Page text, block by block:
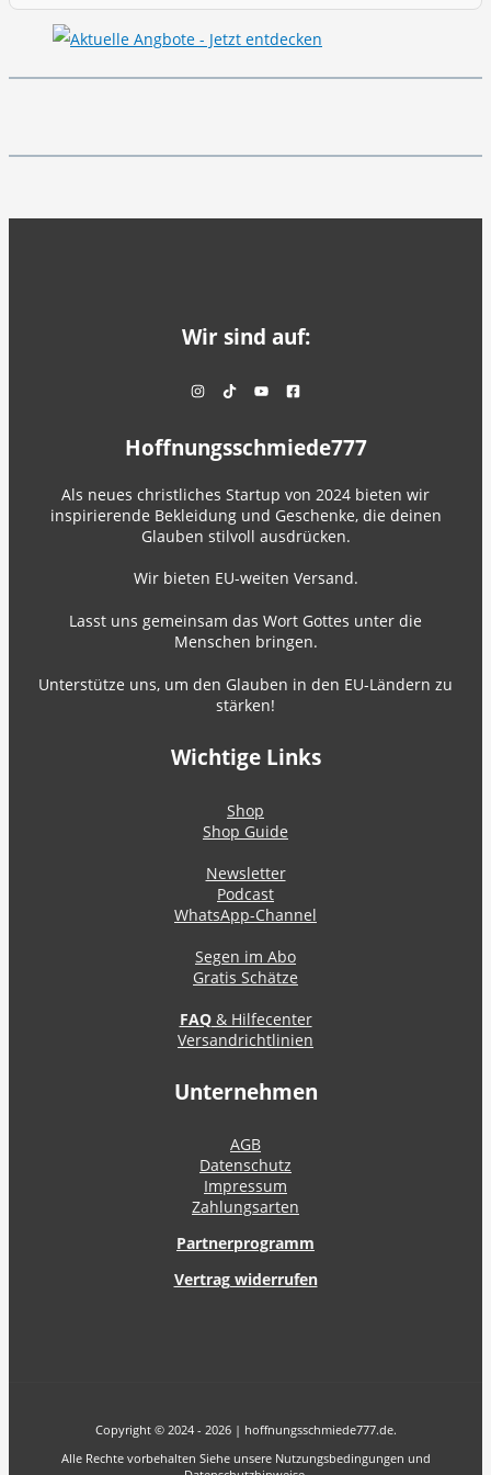
Wir sind auf:
Hoffnungsschmiede777
Als neues christliches Startup von 2024 bieten wir
inspirierende Bekleidung und Geschenke, die deinen
Glauben stilvoll ausdrücken.
Wir bieten EU-weiten Versand.
Lasst uns gemeinsam das Wort Gottes unter die
Menschen bringen.
Unterstütze uns, um den Glauben in den EU-Ländern zu
stärken!
Wichtige Links
Shop
Shop Guide
Newsletter
Podcast
WhatsApp-Channel
Segen im Abo
Gratis Schätze
FAQ& Hilfecenter
Versandrichtlinien
Unternehmen
AGB
Datenschutz
Impressum
Zahlungsarten
Partnerprogramm
Vertrag widerrufen
Copyright © 2024 - 2026 | hoffnungsschmiede777.de.
Alle Rechte vorbehalten Siehe unsere Nutzungsbedingungen und